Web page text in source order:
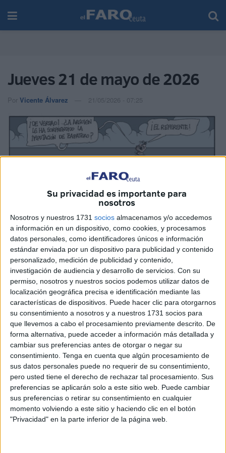
Su privacidad es importante para
nosotros
Nosotros y nuestros 1731 socios almacenamos y/o accedemos
a información en un dispositivo, como cookies, y procesamos
datos personales, como identificadores únicos e información
estándar enviada por un dispositivo para publicidad y contenido
personalizado, medición de publicidad y contenido,
investigación de audiencia y desarrollo de servicios. Con su
permiso, nosotros y nuestros socios podemos utilizar datos de
localización geográfica precisa e identificación mediante las
características de dispositivos. Puede hacer clic para otorgarnos
su consentimiento a nosotros y a nuestros 1731 socios para
que llevemos a cabo el procesamiento previamente descrito. De
forma alternativa, puede acceder a información más detallada y
cambiar sus preferencias antes de otorgar o negar su
consentimiento. Tenga en cuenta que algún procesamiento de
sus datos personales puede no requerir de su consentimiento,
pero usted tiene el derecho de rechazar tal procesamiento. Sus
preferencias se aplicarán solo a este sitio web. Puede cambiar
sus preferencias o retirar su consentimiento en cualquier
momento volviendo a este sitio y haciendo clic en el botón
"Privacidad" en la parte inferior de la página web.
Jueves 21 de mayo de 2026
Por Vicente Álvarez 21/05/2026 - 07:25
Related Posts
La Ciudad blinda el perímetro de la
desaladora con dos muros para reforzar
su seguridad
HACE 16 MINUTOS
La oficina del Tarajal logra la primera
identificación por ADN de un fallecido
HACE 34 MINUTOS
MDyC acusa al Ejecutivo de "aprovechar"
la crisis para aprobar más de 1,2
millones para la base de limpieza
HACE 1 HORA
Los ceutíes pasan ante la Virgen de